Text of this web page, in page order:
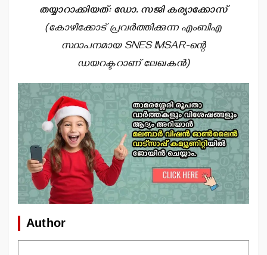
തയ്യാറാക്കിയത്: ഡോ. സജി കുര്യാക്കോസ്
(കോഴിക്കോട് പ്രവര്‍ത്തിക്കുന്ന എംബിഎ
സ്ഥാപനമായ SNES IMSAR-ന്റെ
ഡയറക്ടറാണ് ലേഖകന്‍)
Author